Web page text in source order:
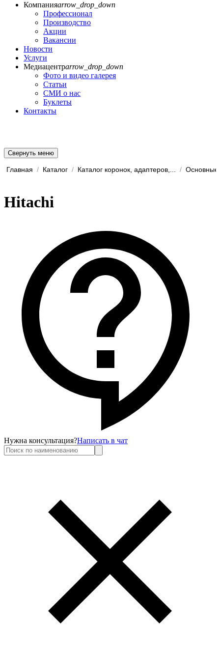
Компанияarrow_drop_down
Профессионал
Производство
Акции
Вакансии
Новости
Услуги
Медиацентрarrow_drop_down
Фото и видео галерея
Статьи
СМИ о нас
Буклеты
Контакты
Свернуть меню
Главная / Каталог / Каталог коронок, адаптеров,... / Основные
Hitachi
Нужна консультация?Написать в чат